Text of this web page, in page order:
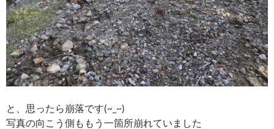
と、思ったら崩落です(~_~)
写真の向こう側ももう一箇所崩れていました